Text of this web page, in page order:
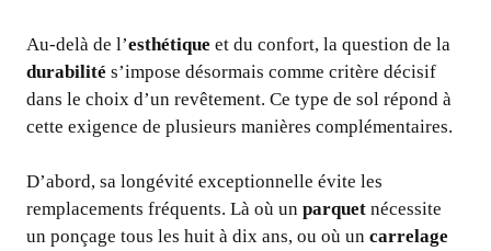
Au-delà de l’esthétique et du confort, la question de la
durabilité s’impose désormais comme critère décisif
dans le choix d’un revêtement. Ce type de sol répond à
cette exigence de plusieurs manières complémentaires.
D’abord, sa longévité exceptionnelle évite les
remplacements fréquents. Là où un parquet nécessite
un ponçage tous les huit à dix ans, ou où un carrelage